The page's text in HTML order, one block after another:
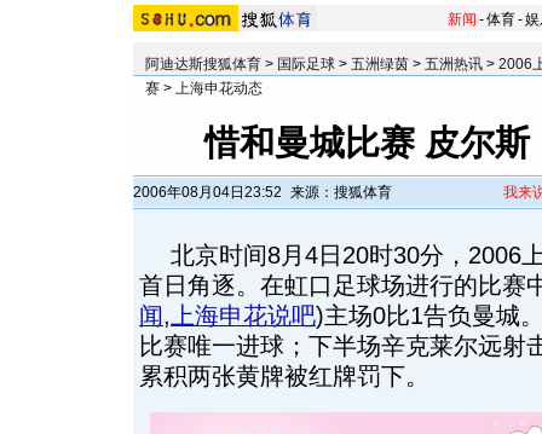
新闻 -体育-
阿迪达斯搜狐体育 > 国际足球 > 五洲绿茵 > 五洲热讯 > 2006
赛 > 上海申花动态
惜和曼城比赛 皮尔
2006年08月04日23:52 来源：搜狐体育 我来
北京时间8月4日20时30分，2006
首日角逐。在虹口足球场进行的比赛
闻, 上海申花说吧)主场0比1告负曼城
比赛唯一进球；下半场辛克莱尔远射
累积两张黄牌被红牌罚下。